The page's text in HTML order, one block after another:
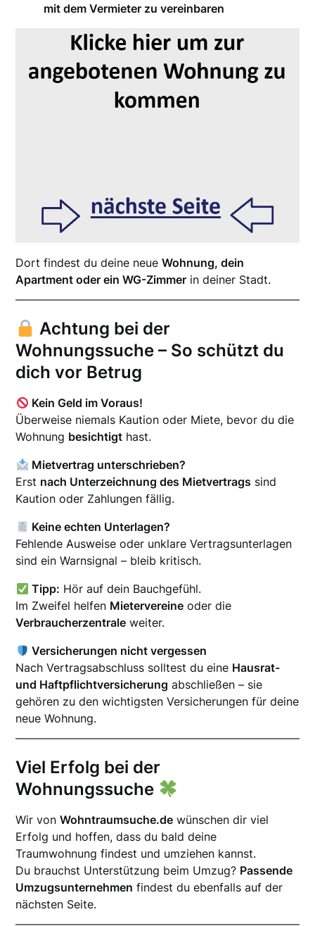
mit dem Vermieter zu vereinbaren
Dort findest du deine neueWohnung, dein
Apartment oder ein WG-Zimmer in deiner Stadt.
Achtung bei der
Wohnungssuche – So schützt du
dich vor Betrug
Kein Geld im Voraus!
Überweise niemals Kaution oder Miete, bevor du die
Wohnung besichtigt hast.
Mietvertrag unterschrieben?
Erst nach Unterzeichnung des Mietvertrags sind
Kaution oder Zahlungen fällig.
Keine echten Unterlagen?
Fehlende Ausweise oder unklare Vertragsunterlagen
sind ein Warnsignal – bleib kritisch.
Tipp: Hör auf dein Bauchgefühl.
Im Zweifel helfen Mietervereine oder die
Verbraucherzentrale weiter.
Versicherungen nicht vergessen
Nach Vertragsabschluss solltest du eine Hausrat-
und Haftpflichtversicherung abschließen – sie
gehören zu den wichtigsten Versicherungen für deine
neue Wohnung.
Viel Erfolg bei der
Wohnungssuche
Wir vonWohntraumsuche.de wünschen dir viel
Erfolg und hoffen, dass du bald deine
Traumwohnung findest und umziehen kannst.
Du brauchst Unterstützung beim Umzug? Passende
Umzugsunternehmen findest du ebenfalls auf der
nächsten Seite.